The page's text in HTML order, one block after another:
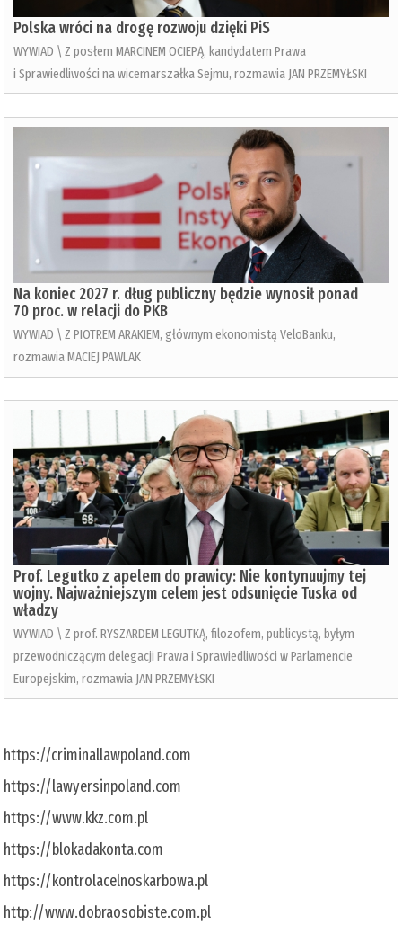
Polska wróci na drogę rozwoju dzięki PiS
WYWIAD \ Z posłem MARCINEM OCIEPĄ, kandydatem Prawa
i Sprawiedliwości na wicemarszałka Sejmu, rozmawia JAN PRZEMYŁSKI
Na koniec 2027 r. dług publiczny będzie wynosił ponad
70 proc. w relacji do PKB
WYWIAD \ Z PIOTREM ARAKIEM, głównym ekonomistą VeloBanku,
rozmawia MACIEJ PAWLAK
Prof. Legutko z apelem do prawicy: Nie kontynuujmy tej
wojny. Najważniejszym celem jest odsunięcie Tuska od
władzy
WYWIAD \ Z prof. RYSZARDEM LEGUTKĄ, filozofem, publicystą, byłym
przewodniczącym delegacji Prawa i Sprawiedliwości w Parlamencie
Europejskim, rozmawia JAN PRZEMYŁSKI
https://criminallawpoland.com
https://lawyersinpoland.com
https://www.kkz.com.pl
https://blokadakonta.com
https://kontrolacelnoskarbowa.pl
http://www.dobraosobiste.com.pl